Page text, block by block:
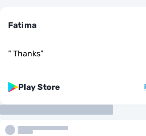
Fatima
" Thanks"
Play Store